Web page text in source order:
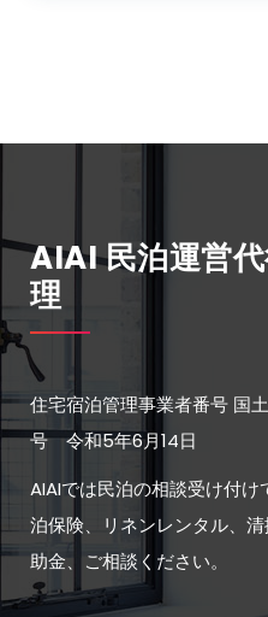
AIAI 民泊運営
理
住宅宿泊管理事業者番号 国
号 令和5年6月14日
AIAIでは民泊の相談受け付
泊保険、リネンレンタル、
助金、ご相談ください。